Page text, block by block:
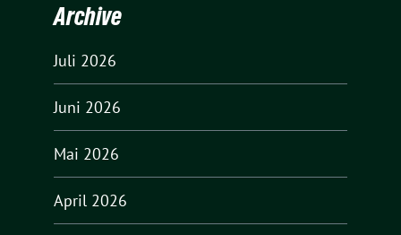
Archive
Juli 2026
Juni 2026
Mai 2026
April 2026